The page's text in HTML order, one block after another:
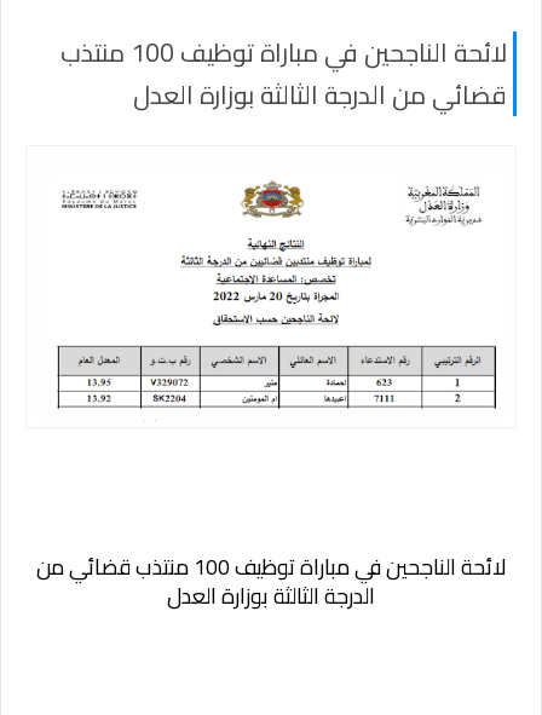
لائحة الناجحين في مباراة توظيف 100 منتذب
قضائي من الدرجة الثالثة بوزارة العدل
لائحة الناجحين في مباراة توظيف 100 منتذب قضائي من
الدرجة الثالثة بوزارة العدل